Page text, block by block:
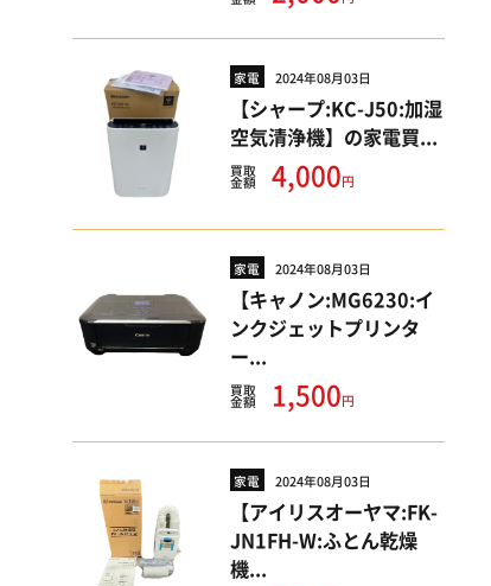
家電 2024年08月03日
【シャープ:KC-J50:加湿
空気清浄機】の家電買...
買取
金額 4,000円
家電 2024年08月03日
【キャノン:MG6230:イ
ンクジェットプリンタ
ー...
買取
金額 1,500円
家電 2024年08月03日
【アイリスオーヤマ:FK-
JN1FH-W:ふとん乾燥
機...